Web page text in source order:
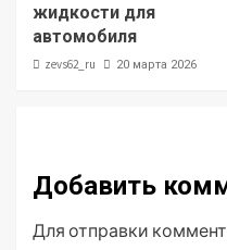
жидкости для
автомобиля
zevs62_ru 20 марта 2026
Добавить
Для отправки